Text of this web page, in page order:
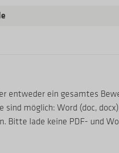
entweder ein gesamtes
möglich: Word (doc,
Bitte lade keine PDF- und